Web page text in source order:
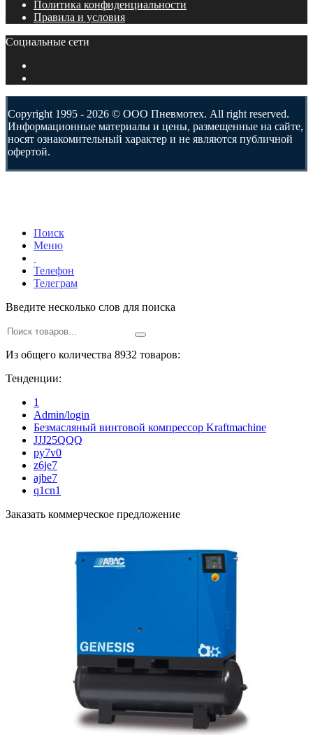
Политика конфиденциальности
Правила и условия
Социальные сети
Copyright 1995 - 2026 © ООО Пневмотех. All right reserved.
Информационные материалы и цены, размещенные на сайте,
носят ознакомительный характер и не являются публичной
офертой.
Поиск
Меню
Телефон
Телеграм
Введите несколько слов для поиска
Из общего количества 8932 товаров:
Тенденции:
1
Admin/login
Безмасляный винтовой компрессор Kraftmaсhine
JJJ25QQQ
py7v0
z6je7
ajbe7
q1cn1
Заказать коммерческое предложение